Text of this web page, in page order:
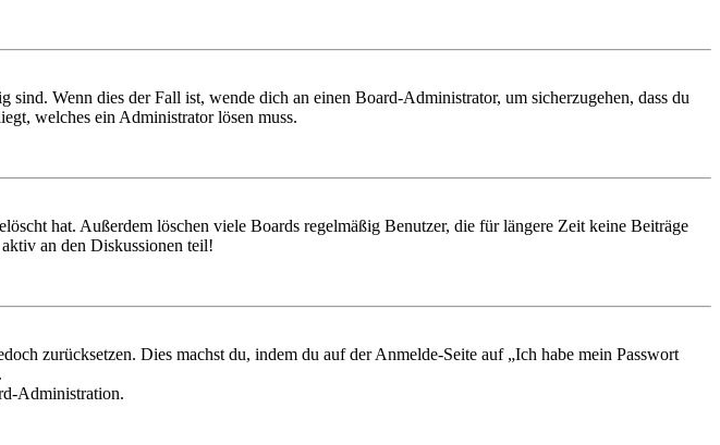
Wenn dies der Fall ist, wende dich an einen Board-Administrator, um sicherzugehen, dass du
welches ein Administrator lösen muss.
hat. Außerdem löschen viele Boards regelmäßig Benutzer, die für längere Zeit keine Beiträge
an den Diskussionen teil!
zurücksetzen. Dies machst du, indem du auf der Anmelde-Seite auf „Ich habe mein Passwort
Administration.